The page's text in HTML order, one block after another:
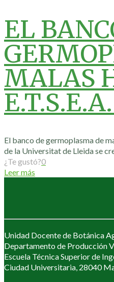
EL
MALAS
El banco de germoplasma de
de la Universitat de Lleida se
¿Te gustó?0
Leer más
Unidad Docente de Botánica
Departamento de Producción
Escuela Técnica Superior de
Ciudad Universitaria, 28040